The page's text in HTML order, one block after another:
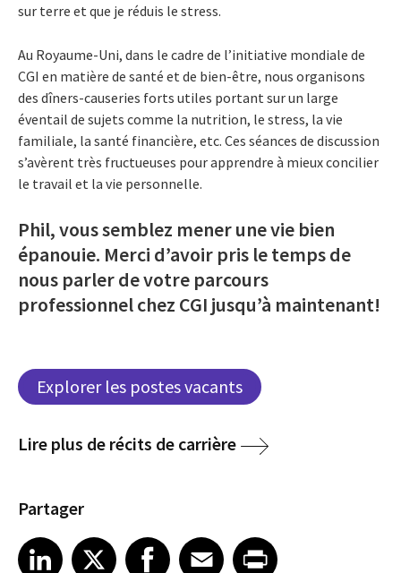
sur terre et que je réduis le stress.
Au Royaume-Uni, dans le cadre de l’initiative mondiale de
CGI en matière de santé et de bien-être, nous organisons
des dîners-causeries forts utiles portant sur un large
éventail de sujets comme la nutrition, le stress, la vie
familiale, la santé financière, etc. Ces séances de discussion
s’avèrent très fructueuses pour apprendre à mieux concilier
le travail et la vie personnelle.
Phil, vous semblez mener une vie bien
épanouie. Merci d’avoir pris le temps de
nous parler de votre parcours
professionnel chez CGI jusqu’à maintenant!
Explorer les postes vacants
Lire plus de récits de carrière
Partager
Share article on LinkedIn
LinkedIn
Share article on XShare article on Facebook
Facebook
Share article on Email
EmailShare article on Print